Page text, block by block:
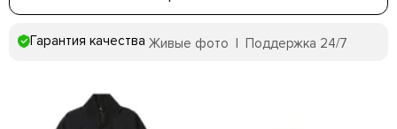
Гарантия качества Живые фото | Поддержка 24/7